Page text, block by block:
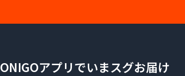
ONIGOアプリでいまスグお届け